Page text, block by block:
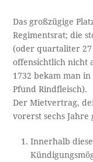
Das großzügige
Regimentsrat; die
(oder quartaliter
offensichtlich nicht
1732 bekam man
Pfund Rindfleisch).
Der Mietvertrag,
vorerst sechs Jahre
Innerhalb